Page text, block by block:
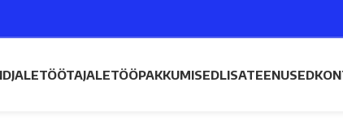
TÖÖTAJALETÖÖPAKKUMISEDLISATEENUSED